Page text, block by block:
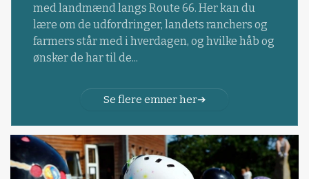
med landmænd langs Route 66. Her kan du
lære om de udfordringer, landets ranchers og
farmers står med i hverdagen, og hvilke håb og
ønsker de har til de...
Se flere emner her